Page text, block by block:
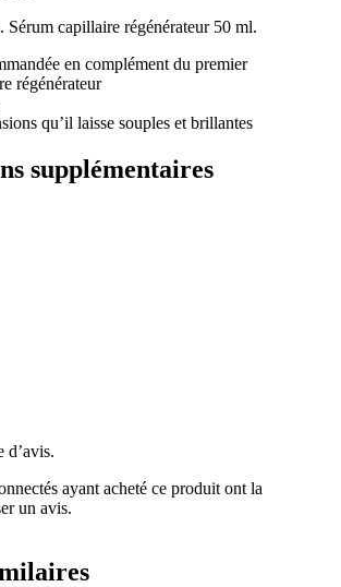
Sérum capillaire régénérateur 50 ml.
en complément du premier
régénérateur
qu’il laisse souples et brillantes
supplémentaires
d’avis.
ayant acheté ce produit ont la
un avis.